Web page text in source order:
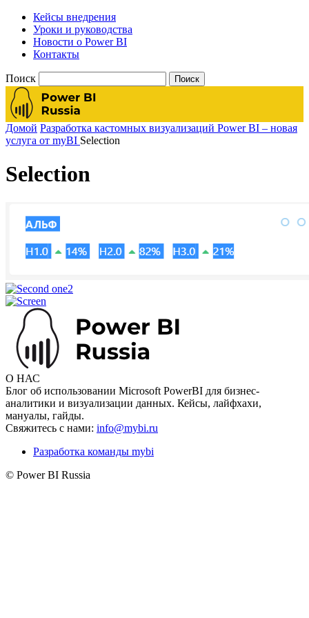
Кейсы внедрения
Уроки и руководства
Новости о Power BI
Контакты
Поиск
Домой Разработка кастомных визуализаций Power BI – новая
услуга от myBI Selection
Selection
О НАС
Блог об использовании Microsoft PowerBI для бизнес-
аналитики и визуализации данных. Кейсы, лайфхахи,
мануалы, гайды.
Свяжитесь с нами: info@mybi.ru
Разработка команды mybi
© Power BI Russia